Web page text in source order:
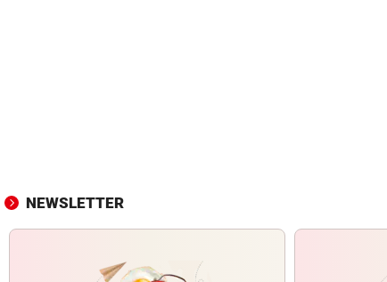
NEWSLETTER